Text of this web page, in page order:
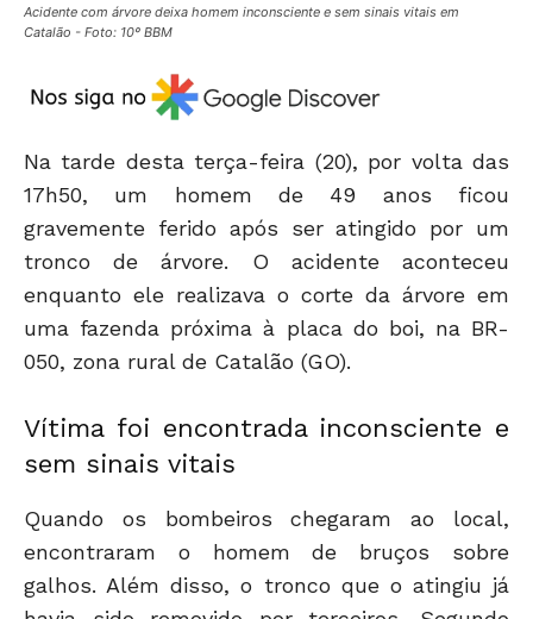
Acidente com árvore deixa homem inconsciente e sem sinais vitais em
Catalão - Foto: 10º BBM
Na tarde desta terça-feira (20), por volta das
17h50, um homem de 49 anos ficou
gravemente ferido após ser atingido por um
tronco de árvore. O acidente aconteceu
enquanto ele realizava o corte da árvore em
uma fazenda próxima à placa do boi, na BR-
050, zona rural de Catalão (GO).
Vítima foi encontrada inconsciente e
sem sinais vitais
Quando os bombeiros chegaram ao local,
encontraram o homem de bruços sobre
galhos. Além disso, o tronco que o atingiu já